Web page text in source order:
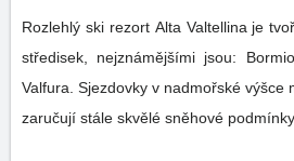
Rozlehlý ski rezort Alta Valtellina je
středisek, nejznámějšími jsou:
Valfura. Sjezdovky v nadmořské výšce
zaručují stále skvělé sněhové podmínky.